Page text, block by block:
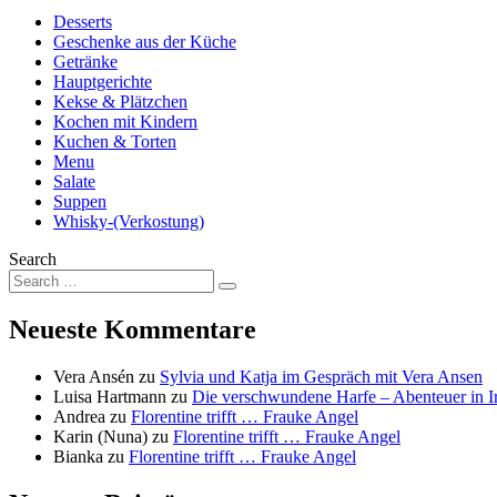
Desserts
Geschenke aus der Küche
Getränke
Hauptgerichte
Kekse & Plätzchen
Kochen mit Kindern
Kuchen & Torten
Menu
Salate
Suppen
Whisky-(Verkostung)
Search
Neueste Kommentare
Vera Ansén zu Sylvia und Katja im Gespräch mit Vera Ansen
Luisa Hartmann zu Die verschwundene Harfe – Abenteuer in
Andrea zu Florentine trifft … Frauke Angel
Karin (Nuna) zu Florentine trifft … Frauke Angel
Bianka zu Florentine trifft … Frauke Angel